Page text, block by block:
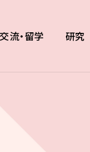
流・留学 研究